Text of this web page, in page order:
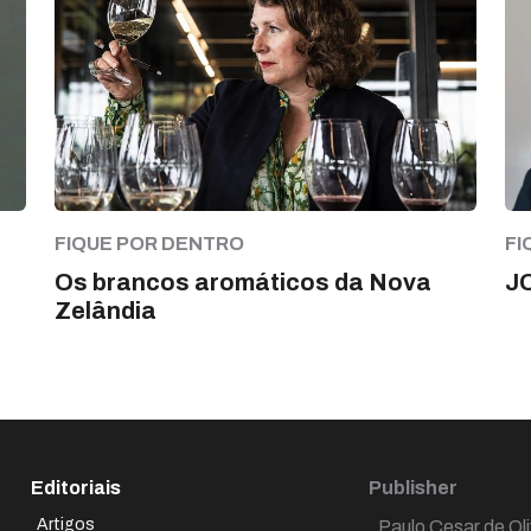
FIQUE POR DENTRO
Os brancos aromáticos da Nova
Zelândia
Editoriais
Artigos
Publisher
Paulo Cesar de